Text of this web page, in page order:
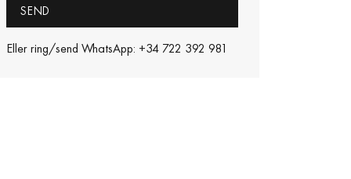
Eller ring/send WhatsApp: +34 722 392 981